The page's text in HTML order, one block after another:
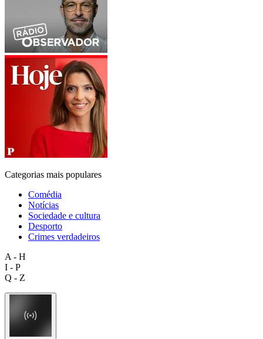
Categorias mais populares
Comédia
Notícias
Sociedade e cultura
Desporto
Crimes verdadeiros
A - H
I - P
Q - Z